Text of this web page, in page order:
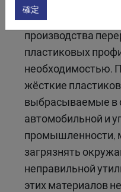
О предприятии
Связаться с нами
русский язык
В условиях
производства
пластиковых
необходимостью.
жёсткие
выбрасываемые в
автомобильной и
промышленности,
загрязнять
неправильной
этих материалов
確定